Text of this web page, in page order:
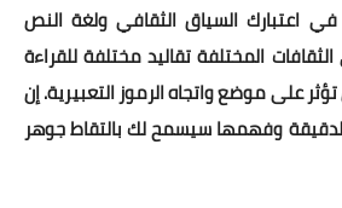
اعتبارك السياق الثقافي ولغة النص
المختلفة تقاليد مختلفة للقراءة
على موضع واتجاه الرموز التعبيرية. إن
وفهمها سيسمح لك بالتقاط جوهر